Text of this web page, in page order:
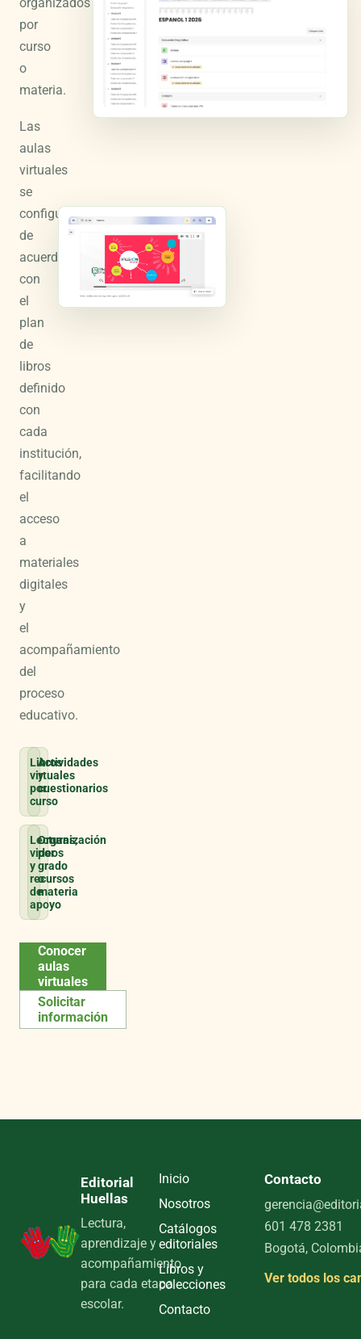
por
curso
o
materia.
Las
aulas
virtuales
se
configuran
de
acuerdo
con
el
plan
de
libros
definido
con
cada
institución,
facilitando
el
acceso
a
materiales
digitales
y
el
acompañamiento
del
proceso
educativo.
Libros
virtuales
por
curso
Actividades
y
cuestionarios
Lecturas,
videos
y
recursos
de
apoyo
Organización
por
grado
o
materia
Conocer
aulas
virtuales
Solicitar
información
Editorial
Huellas
Lectura,
aprendizaje y
acompañamiento
para cada etapa
escolar.
Inicio
Nosotros
Catálogos
editoriales
Libros y
colecciones
Contacto
Contacto
601 478 2381
Bogotá,
Ver todos los